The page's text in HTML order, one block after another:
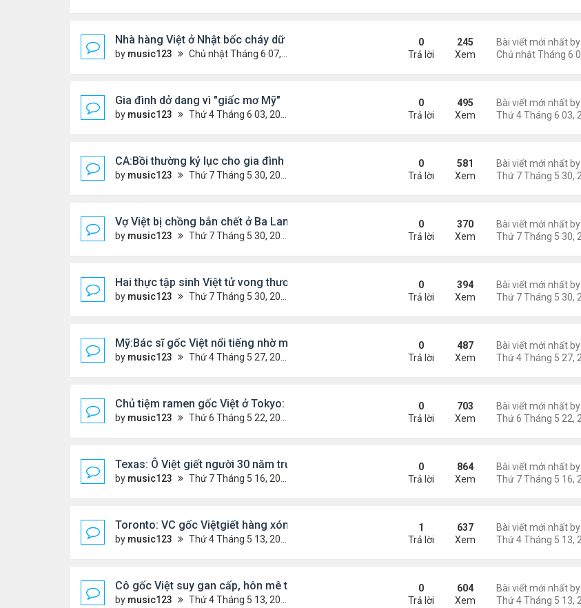
Nhà hàng Việt ở Nhật bốc cháy dữ dội
by music123 Chủ nhật Tháng 6 07, 2026 9:04 am
Bài viết mới nhất by
0
Trả lời
245
Xem
Gia đình dở dang vì "giấc mơ Mỹ"
by music123 Thứ 4 Tháng 6 03, 2026 6:34 pm
Bài viết mới nhất by
0
Trả lời
495
Xem
CA:Bồi thường kỷ lục cho gia đình gốc Việt ...
by music123 Thứ 7 Tháng 5 30, 2026 5:26 pm
Bài viết mới nhất by
0
Trả lời
581
Xem
Vợ Việt bị chồng bắn chết ở Ba Lan, để lại 2 con nhỏ
by music123 Thứ 7 Tháng 5 30, 2026 5:09 pm
Bài viết mới nhất by
0
Trả lời
370
Xem
Hai thực tập sinh Việt tử vong thương tâm
by music123 Thứ 7 Tháng 5 30, 2026 5:02 pm
Bài viết mới nhất by
0
Trả lời
394
Xem
Mỹ:Bác sĩ gốc Việt nổi tiếng nhờ món vịt quay Bắc Kinh
by music123 Thứ 4 Tháng 5 27, 2026 7:43 pm
Bài viết mới nhất by
0
Trả lời
487
Xem
Chủ tiệm ramen gốc Việt ở Tokyo: 'Người Nhật cố gắng một, tôi phải nỗ lực 10'
by music123 Thứ 6 Tháng 5 22, 2026 7:26 pm
Bài viết mới nhất by
0
Trả lời
703
Xem
Texas: Ô Việt giết người 30 năm trước, vừa mãn án tù bị trục xuất
by music123 Thứ 7 Tháng 5 16, 2026 7:39 am
Bài viết mới nhất by
0
Trả lời
864
Xem
Toronto: VC gốc Việtgiết hàng xóm sau mâu thuẫn về khói thịt nướng
by music123 Thứ 4 Tháng 5 13, 2026 6:56 pm
Bài viết mới nhất by
1
Trả lời
637
Xem
Cô gốc Việt suy gan cấp, hôn mê trong kỳ trăng mật
by music123 Thứ 4 Tháng 5 13, 2026 5:14 pm
Bài viết mới nhất by
0
Trả lời
604
Xem